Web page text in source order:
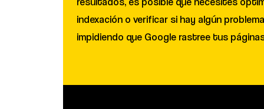
indexación o verificar si hay algún
impidiendo que Google rastree tus